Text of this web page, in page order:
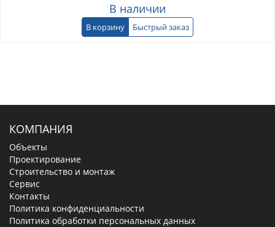
В наличии
В корзину Быстрый заказ
КОМПАНИЯ
Объекты
Проектирование
Строительство и монтаж
Сервис
Контакты
Политика конфиденциальности
Политика обработки персональных данных